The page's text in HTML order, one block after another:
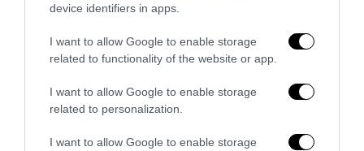
device identifiers in apps.
I want to allow Google to enable storage
related to functionality of the website or app.
I want to allow Google to enable storage
related to personalization.
I want to allow Google to enable storage
Montecitorio: palo clamoroso del Pd